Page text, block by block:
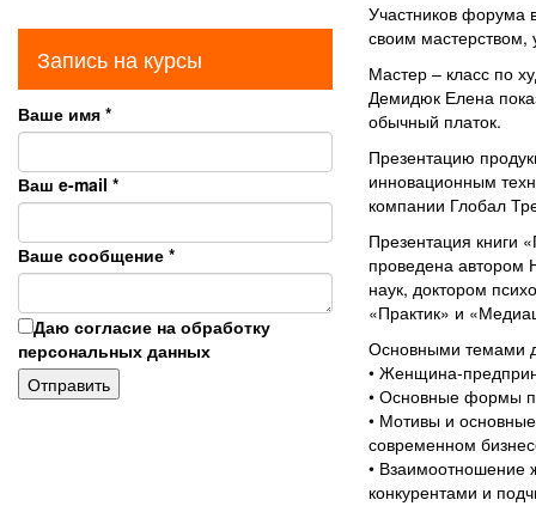
Участников форума
своим
Мастер – класс по
Демидюк Елена
обычный платок.
Презентацию
инновационным
компании Глобал
Презентация книги
проведена автором
наук, доктором
«Практик» и
Основными темами
• Женщина-
• Основные формы
• Мотивы и
современном
• Взаимоотношение
конкурентами и
Запись на курсы
Ваше имя *
Ваш e-mail *
Ваше сообщение *
Даю согласие на обработку
персональных данных
Отправить